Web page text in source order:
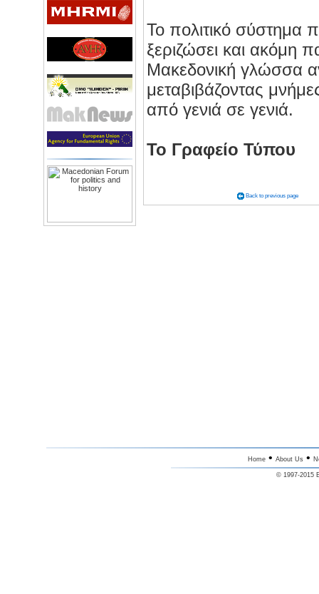
Το πολιτικό σύστημα
ξεριζώσει και ακόμη
Μακεδονική γλώσσα
μεταβιβάζοντας
από γενιά σε γενιά.
Το Γραφείο Τύπου
Back to previous page
Home• About Us•
© 1997-2015